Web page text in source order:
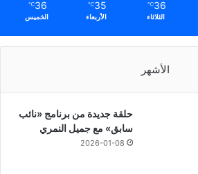
36
℃
الثلاثاء
35
℃
الأربعاء
36
℃
الخميس
الأشهر
حلقة جديدة من برنامج «نائب
سابق» مع جميل النمري
2026-01-08